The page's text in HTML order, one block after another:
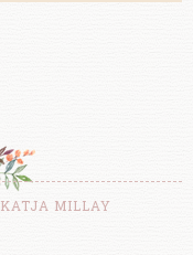
KATJA MILLAY